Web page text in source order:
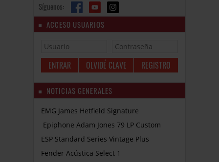
Síguenos:
ACCESO USUARIOS
OLVIDÉ CLAVE REGISTRO
NOTICIAS GENERALES
EMG James Hetfield Signature
Epiphone Adam Jones 79 LP Custom
ESP Standard Series Vintage Plus
Fender Acústica Select 1